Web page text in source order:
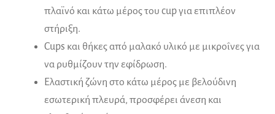
πλαϊνό και κάτω μέρος του cup για επιπλέον
στήριξη.
Cups και θήκες από μαλακό υλικό με μικροΐνες για
να ρυθμίζουν την εφίδρωση.
Eλαστική ζώνη στο κάτω μέρος με βελούδινη
εσωτερική πλευρά, προσφέρει άνεση και